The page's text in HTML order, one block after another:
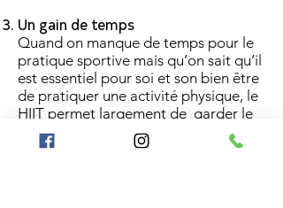
Un gain de temps
Quand on manque de temps pour le
pratique sportive mais qu’on sait qu’il
est essentiel pour soi et son bien être
de pratiquer une activité physique, le
HIIT permet largement de garder le
rythme du sport.